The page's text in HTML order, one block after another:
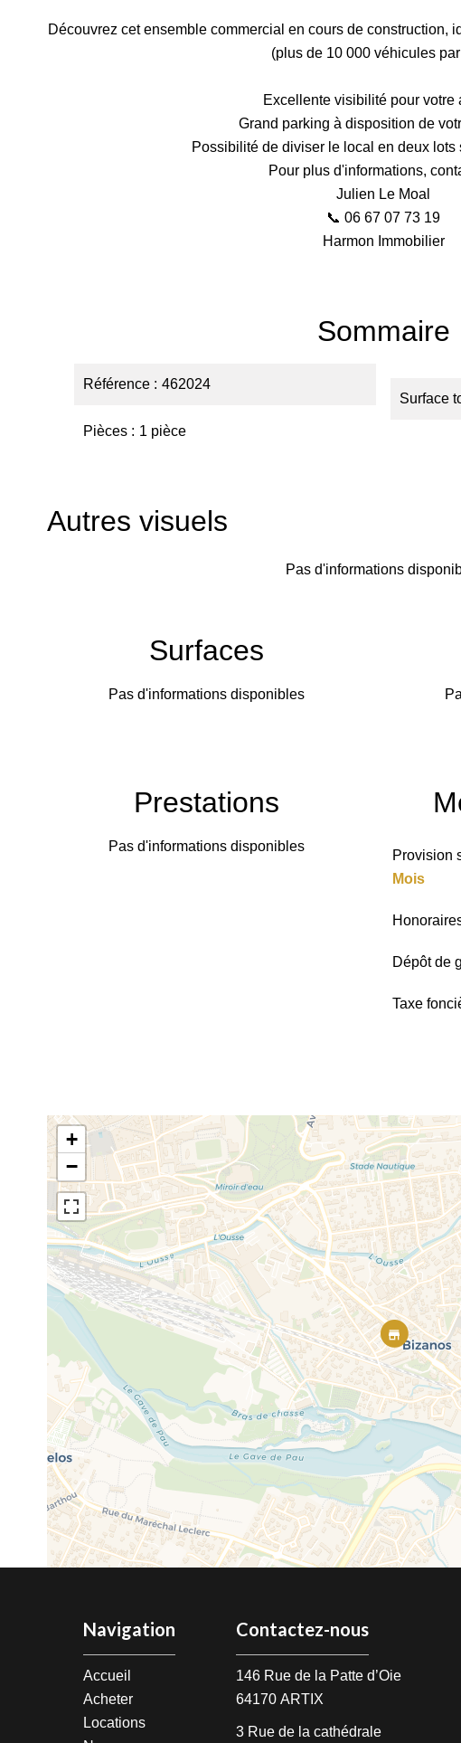
Découvrez cet ensemble commercial en cours de construction,
(plus de 10 000 véhicules
Excellente visibilité pour votre
Grand parking à disposition de
Possibilité de diviser le local en deux lots
Pour plus d'informations,
Julien Le Moal
📞 06 67 07 73 19
Harmon Immobilier
Sommaire
Référence 462024
Pièces 1 pièce
Surface
Autres visuels
Pas d'informations
Surfaces
Pas d'informations disponibles
Prestations
Pas d'informations disponibles
Provision
Mois
Dépôt de
Taxe
+
−
Navigation
Accueil
Acheter
Locations
Contactez-nous
146 Rue de la Patte d’Oie
64170 ARTIX
3 Rue de la cathédrale